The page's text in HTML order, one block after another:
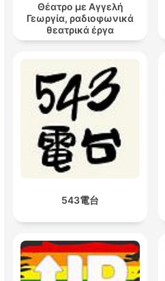
Θέατρο με Αγγελή
Γεωργία, ραδιοφωνικά
θεατρικά έργα
543電台